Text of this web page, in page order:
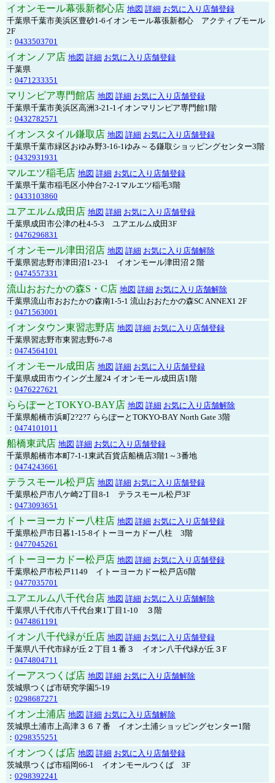
イオンモール幕張新都心店 地図 詳細 お気に入り店舗登録
千葉県千葉市美浜区豊砂1-6イオンモール幕張新都心 アクティブモール
2F
： 0433503701
イオンノア店 地図 詳細 お気に入り店舗登録
千葉県
： 0471233351
マリンピア専門館店 地図 詳細 お気に入り店舗登録
千葉県千葉市美浜区高洲3-21-1イオンマリンピア専門館1階
： 0432782571
イオンスタイル鎌取店 地図 詳細 お気に入り店舗登録
千葉県千葉市緑区おゆみ野3-16-1ゆみ～る鎌取ショッピングセンター3階
： 0432931931
マルエツ稲毛店 地図 詳細 お気に入り店舗登録
千葉県千葉市稲毛区小仲台7-2-1マルエツ稲毛3階
： 0433103860
ユアエルム成田店 地図 詳細 お気に入り店舗登録
千葉県成田市公津の杜4-5-3 ユアエルム成田3F
： 0476296831
イオンモール津田沼店 地図 詳細 お気に入り店舗解除
千葉県習志野市津田沼1-23-1 イオンモール津田沼２階
： 0474557331
流山おおたかの森S・C店 地図 詳細 お気に入り店舗解除
千葉県流山市おおたかの森南1-5-1 流山おおたかの森SC ANNEX1 2F
： 0471563001
イオンタウン東習志野店 地図 詳細 お気に入り店舗登録
千葉県習志野市東習志野6-7-8
： 0474564101
イオンモール成田店 地図 詳細 お気に入り店舗登録
千葉県成田市ウイング土屋24 イオンモール成田店1階
： 0476227621
ららぽーとTOKYO-BAY店 地図 詳細 お気に入り店舗解除
千葉県船橋市浜町2?2?7 ららぽーとTOKYO-BAY North Gate 3階
： 0474101011
船橋東武店 地図 詳細 お気に入り店舗登録
千葉県船橋市本町7-1-1東武百貨店船橋店3階1～3番地
： 0474243661
テラスモール松戸店 地図 詳細 お気に入り店舗登録
千葉県松戸市八ケ崎2丁目8-1 テラスモール松戸3F
： 0473093651
イトーヨーカドー八柱店 地図 詳細 お気に入り店舗登録
千葉県松戸市日暮1-15-8イトーヨーカドー八柱 3階
： 0477045261
イトーヨーカドー松戸店 地図 詳細 お気に入り店舗登録
千葉県松戸市松戸1149 イトーヨーカドー松戸店6階
： 0477035701
ユアエルム八千代台店 地図 詳細 お気に入り店舗解除
千葉県八千代市八千代台東1丁目1-10 ３階
： 0474861191
イオン八千代緑が丘店 地図 詳細 お気に入り店舗登録
千葉県八千代市緑が丘２丁目１番３ イオン八千代緑が丘３F
： 0474804711
イーアスつくば店 地図 詳細 お気に入り店舗解除
茨城県つくば市研究学園5-19
： 0298687271
イオン土浦店 地図 詳細 お気に入り店舗解除
茨城県土浦市上高津３６７番 イオン土浦ショッピングセンター1階
： 0298355251
イオンつくば店 地図 詳細 お気に入り店舗登録
茨城県つくば市稲岡66-1 イオンモールつくば 3F
： 0298392241